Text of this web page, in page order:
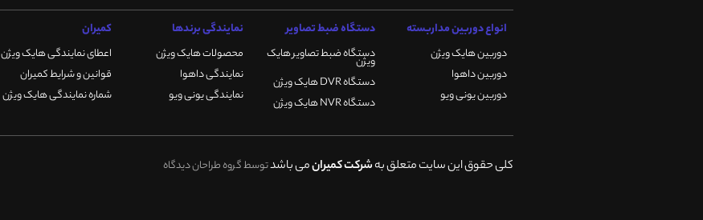
انواع دوربین مداربسته
دوربین هایک ویژن
دوربین داهوا
دوربین یونی ویو
دستگاه ضبط تصاویر
دستگاه ضبط تصاویر هایک
ویژن
دستگاه DVR هایک ویژن
دستگاه NVR هایک ویژن
نمایندگی برندها
محصولات هایک ویژن
نمایندگی داهوا
نمایندگی یونی ویو
کمیران
اعطای نمایندگی هایک ویژن
قوانین و شرایط کمیران
شماره نمایندگی هایک ویژن
کلی حقوق این سایت متعلق بهشرکت کمیرانمی باشدتوسط گروه طراحان دیدگاه